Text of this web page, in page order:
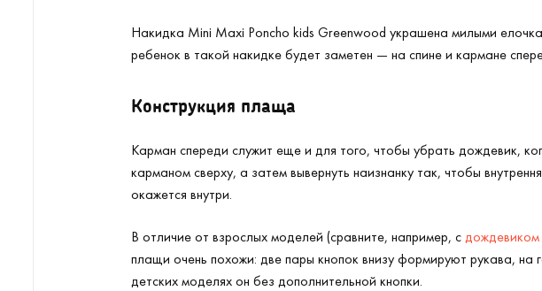
Накидка Mini Maxi Poncho kids Greenwood украшена милыми
ребенок в такой накидке будет заметен — на спине и кармане
Конструкция плаща
Карман спереди служит еще и для того, чтобы убрать дождевик,
карманом сверху, а затем вывернуть наизнанку так, чтобы
окажется внутри.
В отличие от взрослых моделей (сравните, например, сдождевиком
плащи очень похожи: две пары кнопок внизу формируют рукава,
детских моделях он без дополнительной кнопки.